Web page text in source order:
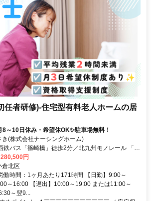
任者研修)-住宅型有料老人ホームの居
～10日休み・希望休OK✨駐車場無料！
(株式会社ナーシングホーム)
鉄バス「篠崎橋」徒歩2分／北九州モノレール 「城
円
倉北区
働時間：1ヶ月あたり171時間 【日勤】9:00～
～16:00 【遅出】10:00～19:00 または11:00～
～翌9...